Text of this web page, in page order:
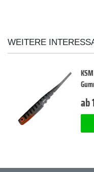
WEITERE
ab